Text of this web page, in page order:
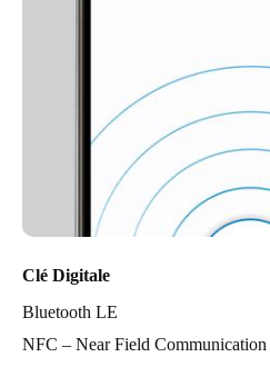
Clé Digitale
Bluetooth LE
NFC – Near Field Communication